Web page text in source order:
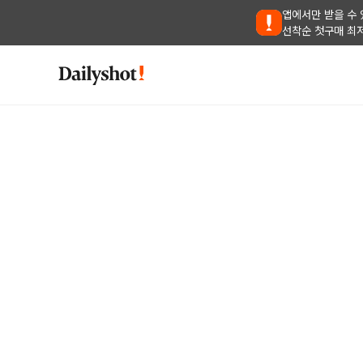
앱에서만 받을 수
선착순 첫구매 최